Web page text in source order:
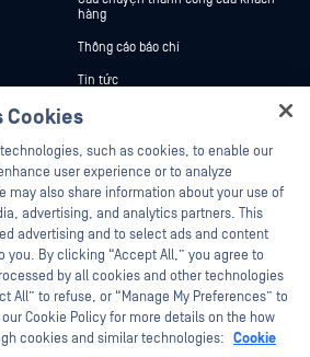
mật
phối
hàng
Thông cáo báo chí
Tin tức
Sự kiện
Hội thảo trên trực tuyến
Datasheets
White Papers
Công cụ miễn phí
Mọi quyền được bảo lưu. OPSWAT , MetaDefender
Cookies
such as cookies, to enable our
user experience or to analyze
may also share information about your use of
advertising, and analytics partners. This
advertising and to select ads and content
you. By clicking “Accept All,” you agree to
by all cookies and other technologies
All” to refuse, or “Manage My Preferences” to
Cookie Policy for more details on the how
cookies and similar technologies: Cookie
there!
Ozzy, your OPSWAT virtual assistant.
can I help you secure what's critical